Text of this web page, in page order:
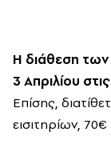
Η διάθεση των
3 Απριλίου
Επίσης,
εισιτηρίων,